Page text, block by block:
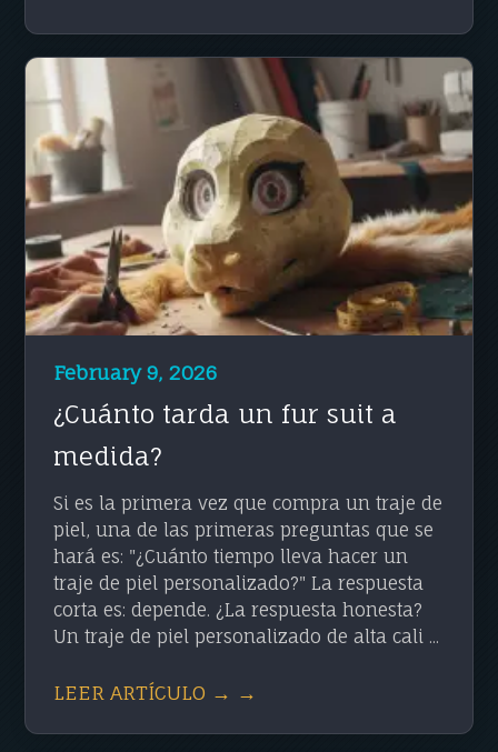
February 9, 2026
¿Cuánto tarda un fur suit a
medida?
Si es la primera vez que compra un traje de
piel, una de las primeras preguntas que se
hará es: "¿Cuánto tiempo lleva hacer un
traje de piel personalizado?" La respuesta
corta es: depende. ¿La respuesta honesta?
Un traje de piel personalizado de alta cali ...
LEER ARTÍCULO → →